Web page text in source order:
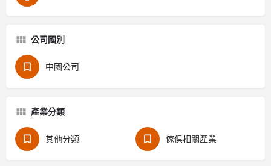
公司國別
中國公司
產業分類
其他分類 傢俱相關產業